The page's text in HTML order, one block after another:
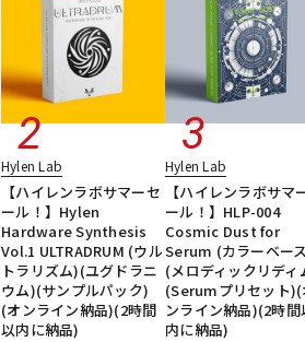
Hylen Lab
【ハイレンラボサマーセ
ール！】Hylen
Hardware Synthesis
Vol.1 ULTRADRUM (ウル
トラリズム)(ユグドラニ
ウム)(サンプルパック)
(オンライン納品)(2時間
以内に納品)
Hylen Lab
【ハイレンラボサマ
ール！】HLP-004
Cosmic Dust for
Serum (カラーベー
(メロディックリディ
(Serumプリセット)(
ンライン納品)(2時間
内に納品)